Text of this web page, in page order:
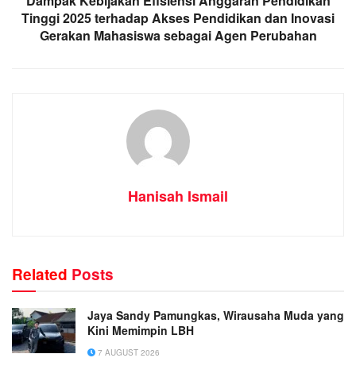
Tinggi 2025 terhadap Akses Pendidikan dan Inovasi
Gerakan Mahasiswa sebagai Agen Perubahan
Hanisah Ismail
Related Posts
Jaya Sandy Pamungkas, Wirausaha Muda yang
Kini Memimpin LBH
7 AUGUST 2026